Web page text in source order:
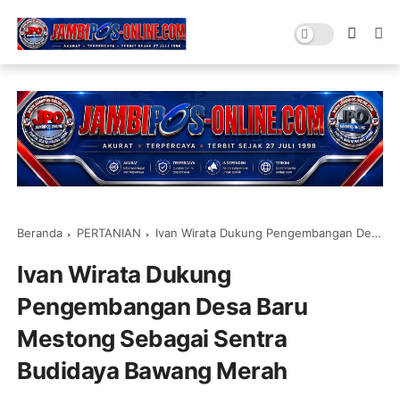
Beranda PERTANIAN Ivan Wirata Dukung Pengembangan Desa Baru Mestong Sebagai Sentra Budidaya Bawang Merah
Ivan Wirata Dukung
Pengembangan Desa Baru
Mestong Sebagai Sentra
Budidaya Bawang Merah